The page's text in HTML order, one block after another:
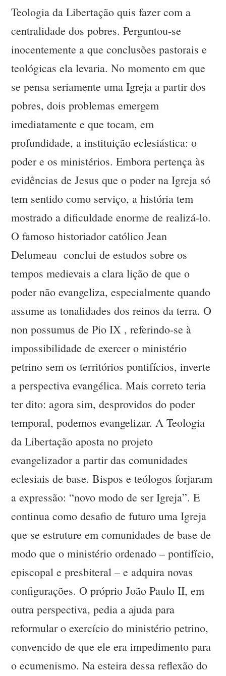
Teologia da Libertação quis fazer com a
centralidade dos pobres. Perguntou-se
inocentemente a que conclusões pastorais e
teológicas ela levaria. No momento em que
se pensa seriamente uma Igreja a partir dos
pobres, dois problemas emergem
imediatamente e que tocam, em
profundidade, a instituição eclesiástica: o
poder e os ministérios. Embora pertença às
evidências de Jesus que o poder na Igreja só
tem sentido como serviço, a história tem
mostrado a dificuldade enorme de realizá-lo.
O famoso historiador católico Jean
Delumeau conclui de estudos sobre os
tempos medievais a clara lição de que o
poder não evangeliza, especialmente quando
assume as tonalidades dos reinos da terra. O
non possumus de Pio IX , referindo-se à
impossibilidade de exercer o ministério
petrino sem os territórios pontifícios, inverte
a perspectiva evangélica. Mais correto teria
ter dito: agora sim, desprovidos do poder
temporal, podemos evangelizar. A Teologia
da Libertação aposta no projeto
evangelizador a partir das comunidades
eclesiais de base. Bispos e teólogos forjaram
a expressão: “novo modo de ser Igreja”. E
continua como desafio de futuro uma Igreja
que se estruture em comunidades de base de
modo que o ministério ordenado – pontifício,
episcopal e presbiteral – e adquira novas
configurações. O próprio João Paulo II, em
outra perspectiva, pedia a ajuda para
reformular o exercício do ministério petrino,
convencido de que ele era impedimento para
o ecumenismo. Na esteira dessa reflexão do